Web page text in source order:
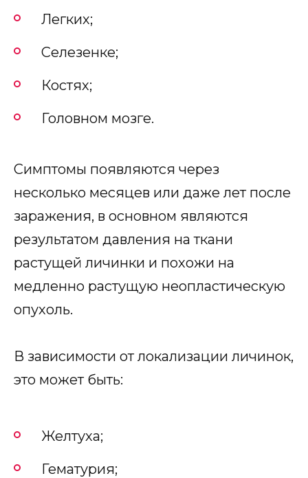
Легких;
Селезенке;
Костях;
Головном мозге.
Симптомы появляются через
несколько месяцев или даже лет после
заражения, в основном являются
результатом давления на ткани
растущей личинки и похожи на
медленно растущую неопластическую
опухоль.
В зависимости от локализации личинок,
это может быть:
Желтуха;
Гематурия;